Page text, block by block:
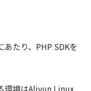
たり、PHP SDKを
環境はAliyun Linux